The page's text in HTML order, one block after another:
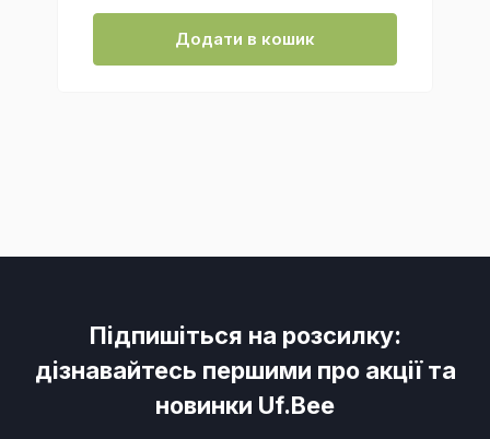
Додати в кошик
Підпишіться на розсилку:
дізнавайтесь першими про акції та
новинки Uf.Bee